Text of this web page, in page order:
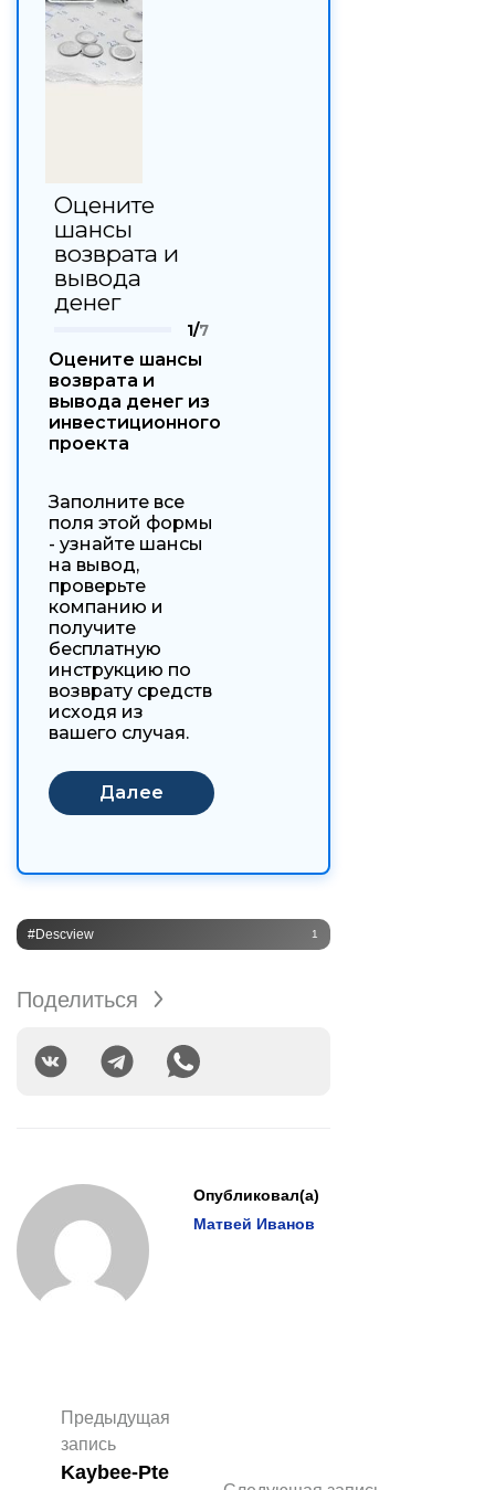
Оцените
шансы
возврата и
вывода
денег
1/7
Оцените шансы
возврата и
вывода денег из
инвестиционного
проекта
Заполните все
поля этой формы
- узнайте шансы
на вывод,
проверьте
компанию и
получите
бесплатную
инструкцию по
возврату средств
исходя из
вашего случая.
#Descview 1
Поделиться
Опубликовал(а)
Матвей Иванов
Предыдущая
запись
Kaybee-Pte